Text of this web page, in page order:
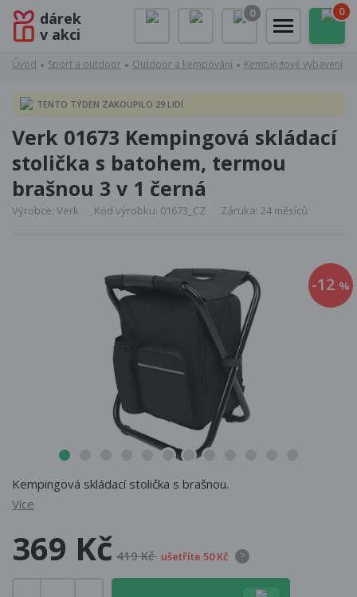
dárek
v akci
0 0
Úvod Sport a outdoor Outdoor a kempování Kempingové vybavení
TENTO TÝDEN ZAKOUPILO 29 LIDÍ
Verk 01673 Kempingová skládací
stolička s batohem, termou
brašnou 3 v 1 černá
Výrobce: Verk Kód výrobku: 01673_CZ Záruka: 24 měsíců
-12 %
Kempingová skládací stolička s brašnou.
Více
369 Kč 419 Kč ušetříte 50 Kč ?